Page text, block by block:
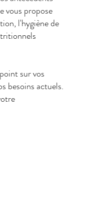
vous propose
l'hygiène de
sur vos
besoins actuels.